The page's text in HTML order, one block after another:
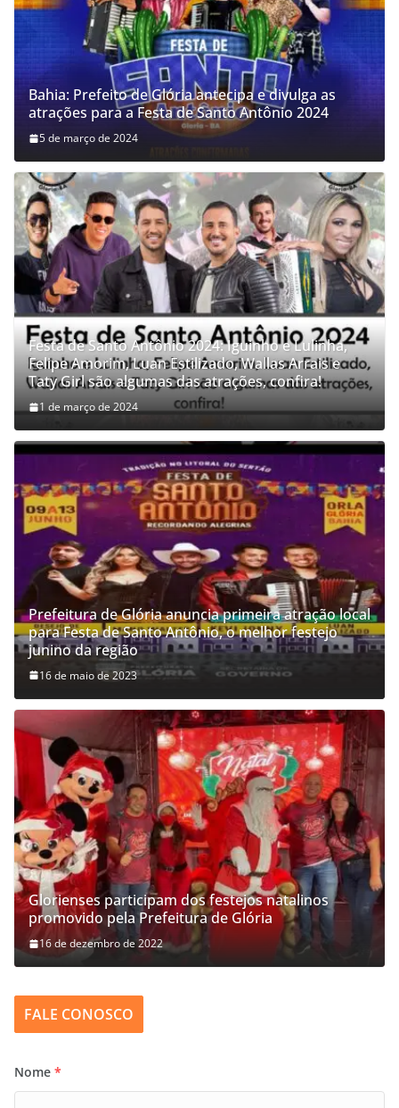
Bahia: Prefeito de Glória antecipa e divulga as
atrações para a Festa de Santo Antônio 2024
5 de março de 2024
Festa de Santo Antônio 2024: Iguinho e Lulinha,
Felipe Amorim, Luan Estilizado, Wallas Arrais e
Taty Girl são algumas das atrações, confira!
1 de março de 2024
Prefeitura de Glória anuncia primeira atração local
para Festa de Santo Antônio, o melhor festejo
junino da região
16 de maio de 2023
Glorienses participam dos festejos natalinos
promovido pela Prefeitura de Glória
16 de dezembro de 2022
FALE CONOSCO
Nome *